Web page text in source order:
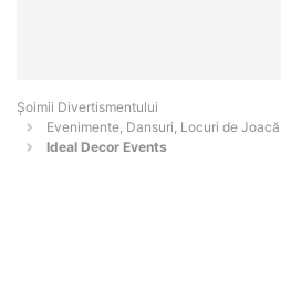
Şoimii Divertismentului
Evenimente, Dansuri, Locuri de
Ideal Decor Events